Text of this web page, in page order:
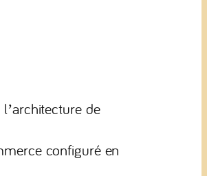
de
configuré en